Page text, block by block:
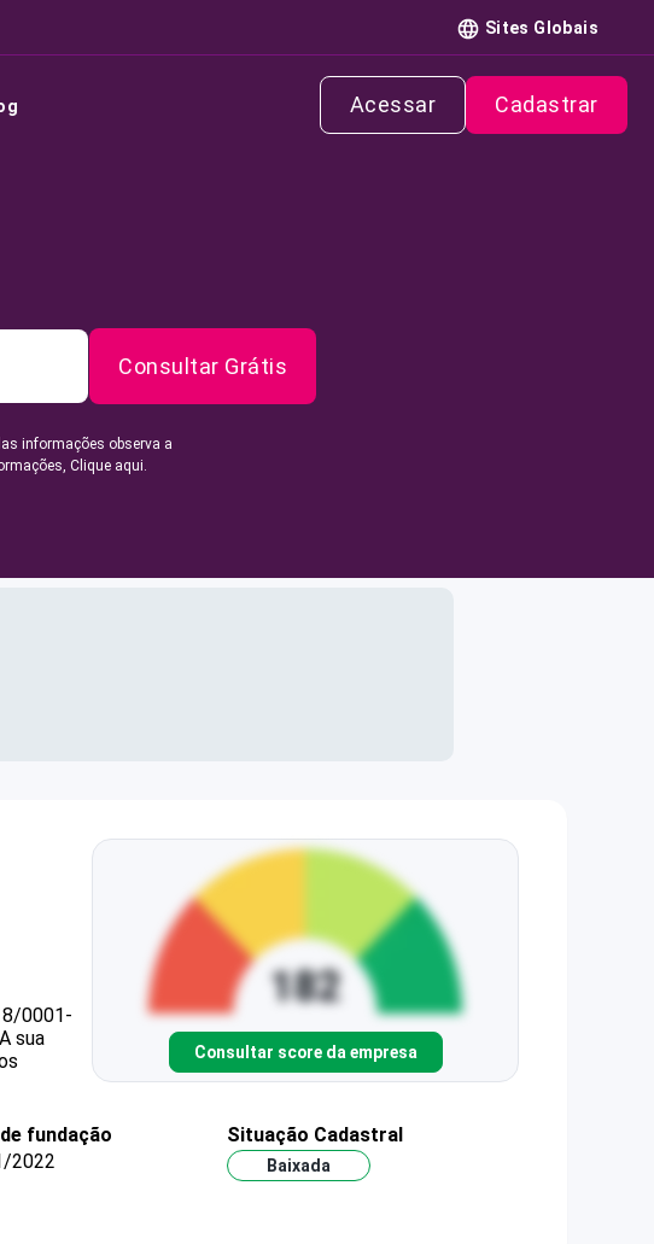
Sites Globais
Acessar Cadastrar
Consultar Grátis
informações observa a
Clique aqui.
0001-
A sua
Consultar score da empresa
fundação
2022
Situação Cadastral
Baixada